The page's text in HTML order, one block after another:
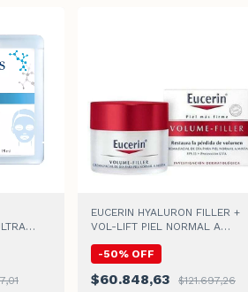
EUCERIN HYALURON FILLER +
VOL-LIFT PIEL NORMAL A
-50% OFF
$60.848,63
$121.697,26